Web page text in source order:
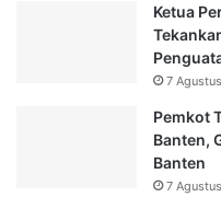
Ketua
7
Pemkot
Banten,
Banten
7